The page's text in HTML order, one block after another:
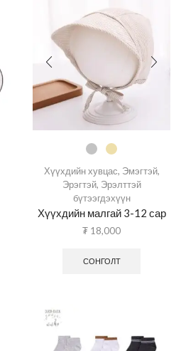
Хүүхдийн хувцас, Эмэгтэй,
Эрэгтэй, Эрэлттэй
бүтээгдэхүүн
Хүүхдийн малгай 3-12 сар
₮ 18,000
СОНГОЛТ